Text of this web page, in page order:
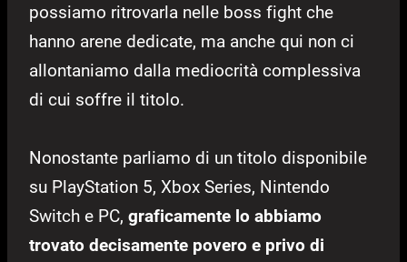
possiamo ritrovarla nelle boss fight che
hanno arene dedicate, ma anche qui non ci
allontaniamo dalla mediocrità complessiva
di cui soffre il titolo.
Nonostante parliamo di un titolo disponibile
su PlayStation 5, Xbox Series, Nintendo
Switch e PC, graficamente lo abbiamo
trovato decisamente povero e privo di